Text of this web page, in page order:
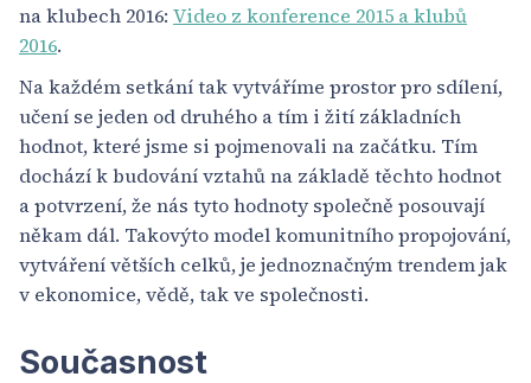
na klubech 2016: Video z konference 2015 a klubů
2016.
Na každém setkání tak vytváříme prostor pro sdílení,
učení se jeden od druhého a tím i žití základních
hodnot, které jsme si pojmenovali na začátku. Tím
dochází k budování vztahů na základě těchto hodnot
a potvrzení, že nás tyto hodnoty společně posouvají
někam dál. Takovýto model komunitního propojování,
vytváření větších celků, je jednoznačným trendem jak
v ekonomice, vědě, tak ve společnosti.
Současnost